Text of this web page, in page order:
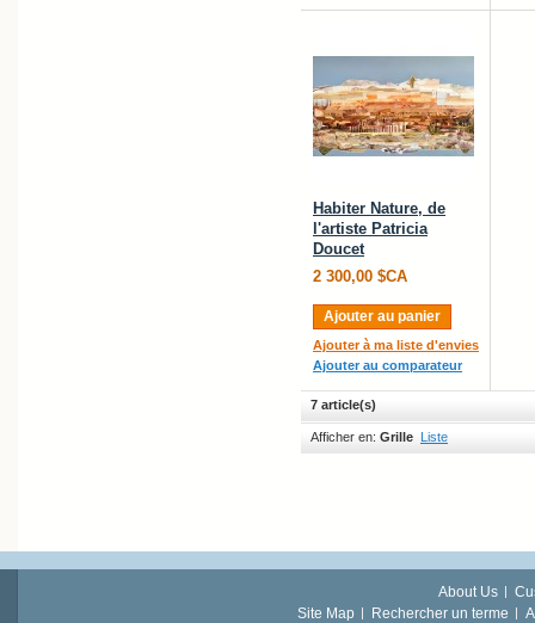
Habiter Nature, de
l'artiste Patricia
Doucet
2 300,00 $CA
Ajouter au panier
Ajouter à ma liste d'envies
Ajouter au comparateur
7 article(s)
Afficher en: Grille Liste
About Us
Site Map
Rechercher un terme